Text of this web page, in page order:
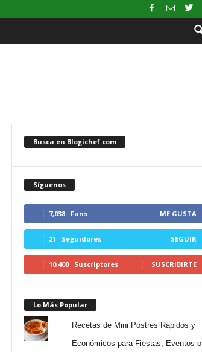
Busca en Blogichef.com
Síguenos
7,038 Fans ME GUSTA
21 Seguidores SEGUIR
10,400 Suscriptores SUSCRIBIRTE
Lo Más Popular
Recetas de Mini Postres Rápidos y
Económicos para Fiestas, Eventos o